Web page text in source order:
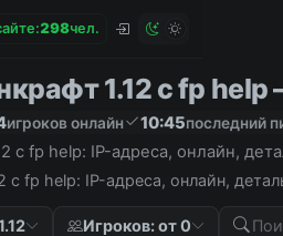
298чел.
1.12 с fp help
игроков онлайн 10:45последний
с fp help: IP-адреса, онлайн,
с fp help: IP-адреса, онлайн,
Игроков: от 0